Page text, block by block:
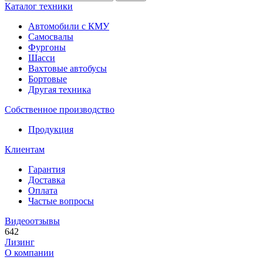
Каталог техники
Автомобили с КМУ
Самосвалы
Фургоны
Шасси
Вахтовые автобусы
Бортовые
Другая техника
Собственное производство
Продукция
Клиентам
Гарантия
Доставка
Оплата
Частые вопросы
Видеоотзывы
642
Лизинг
О компании